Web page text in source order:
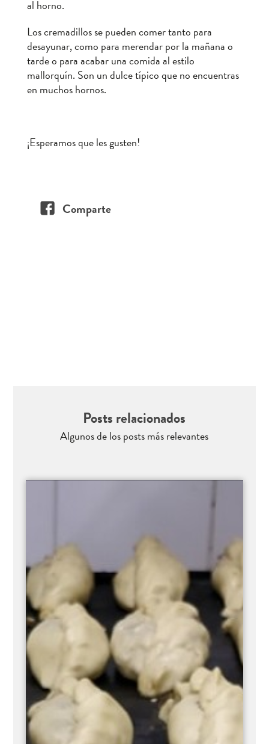
al horno.
Los cremadillos se pueden comer tanto para
desayunar, como para merendar por la mañana o
tarde o para acabar una comida al estilo
mallorquín. Son un dulce típico que no encuentras
en muchos hornos.
¡Esperamos que les gusten!
Comparte
Posts relacionados
Algunos de los posts más relevantes